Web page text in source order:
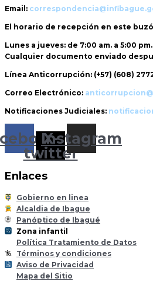
Email:
El horario de recepción en este
Lunes a jueves: de 7:00 am. a 5:00
Cualquier documento enviado
Línea Anticorrupción: (+57) (608)
Correo Electrónico:
Notificaciones Judiciales:
X-
twitter
Instagram
Enlaces
Gobierno en linea
Alcaldia de Ibague
Panóptico de Ibagué
Zona infantil
Política Tratamiento de Datos
Términos y condiciones
Aviso de Privacidad
Mapa del Sitio